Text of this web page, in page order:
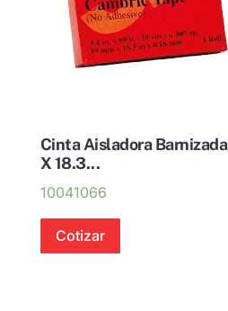
Cinta Aisladora
X 18.3...
10041066
Cotizar